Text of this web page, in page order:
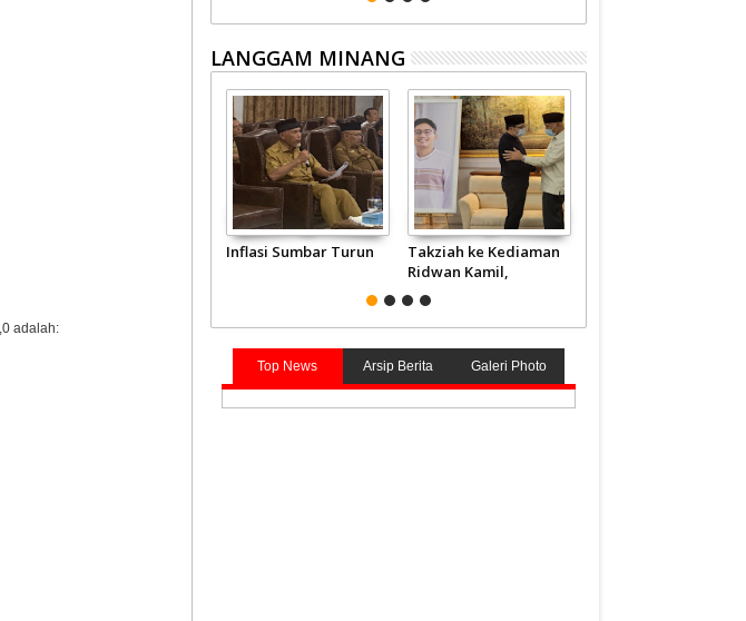
adalah:
LANGGAM MINANG
Inflasi Sumbar Turun
Takziah ke Kediaman
Ridwan Kamil,
Gubernur Mahyeldi
Doakan Eril Syahid
Top News Arsip Berita Galeri Photo